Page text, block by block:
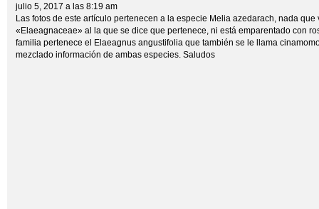
julio 5, 2017 a las 8:19 am
Las fotos de este artículo pertenecen a la especie Melia azedarach, nada que
«Elaeagnaceae» al la que se dice que pertenece, ni está emparentado con
familia pertenece el Elaeagnus angustifolia que también se le llama
mezclado información de ambas especies. Saludos